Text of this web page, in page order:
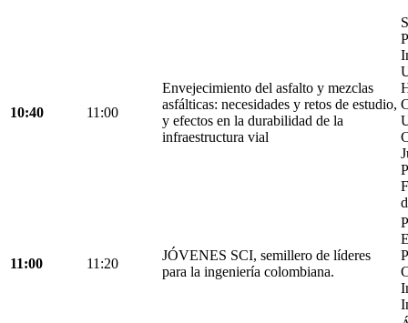
10:40 11:00
Envejecimiento del asfalto y mezclas
asfálticas: necesidades y retos de estudio,
y efectos en la durabilidad de la
infraestructura vial
11:00 11:20
JÓVENES SCI, semillero de líderes
para la ingeniería colombiana.